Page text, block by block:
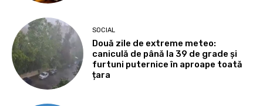
SOCIAL
Două zile de extreme meteo:
caniculă de până la 39 de grade și
furtuni puternice în aproape toată
țara